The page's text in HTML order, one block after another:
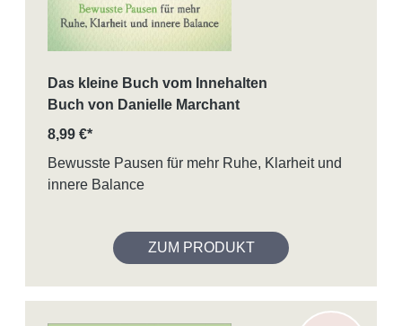
Das kleine Buch vom Innehalten
Buch von Danielle Marchant
8,99 €*
Bewusste Pausen für mehr Ruhe, Klarheit und
innere Balance
ZUM PRODUKT